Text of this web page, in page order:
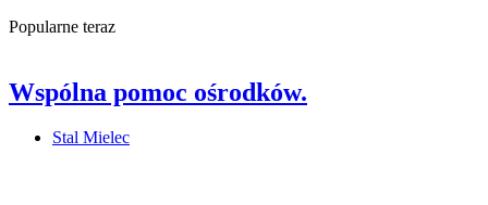
Popularne teraz
Wspólna pomoc ośrodków.
Stal Mielec